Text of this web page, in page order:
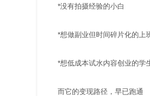
*没有拍摄经验的小白
*想做副业但时间碎片化的上
*想低成本试水内容创业的学
而它的变现路径，早已跑通